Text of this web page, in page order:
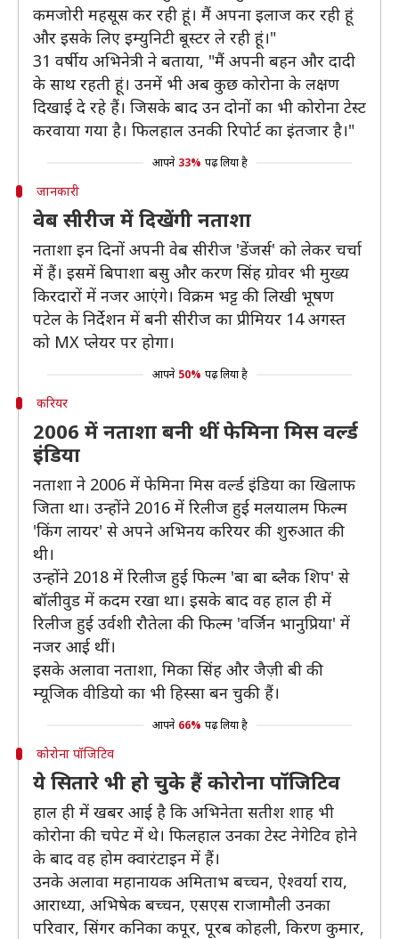
कमजोरी महसूस कर रही हूं। मैं अपना इलाज कर रही हूं
और इसके लिए इम्युनिटी बूस्टर ले रही हूं।"
31 वर्षीय अभिनेत्री ने बताया, "मैं अपनी बहन और दादी
के साथ रहती हूं। उनमें भी अब कुछ कोरोना के लक्षण
दिखाई दे रहे हैं। जिसके बाद उन दोनों का भी कोरोना टेस्ट
करवाया गया है। फिलहाल उनकी रिपोर्ट का इंतजार है।"
आपने 33% पढ़ लिया है
जानकारी
वेब सीरीज में दिखेंगी नताशा
नताशा इन दिनों अपनी वेब सीरीज 'डेंजर्स' को लेकर चर्चा
में हैं। इसमें बिपाशा बसु और करण सिंह ग्रोवर भी मुख्य
किरदारों में नजर आएंगे। विक्रम भट्ट की लिखी भूषण
पटेल के निर्देशन में बनी सीरीज का प्रीमियर 14 अगस्त
को MX प्लेयर पर होगा।
आपने 50% पढ़ लिया है
करियर
2006 में नताशा बनी थीं फेमिना मिस वर्ल्ड
इंडिया
नताशा ने 2006 में फेमिना मिस वर्ल्ड इंडिया का खिलाफ
जिता था। उन्होंने 2016 में रिलीज हुई मलयालम फिल्म
'किंग लायर' से अपने अभिनय करियर की शुरुआत की
थी।
उन्होंने 2018 में रिलीज हुई फिल्म 'बा बा ब्लैक शिप' से
बॉलीवुड में कदम रखा था। इसके बाद वह हाल ही में
रिलीज हुई उर्वशी रौतेला की फिल्म 'वर्जिन भानुप्रिया' में
नजर आई थीं।
इसके अलावा नताशा, मिका सिंह और जैज़ी बी की
म्यूजिक वीडियो का भी हिस्सा बन चुकी हैं।
आपने 66% पढ़ लिया है
कोरोना पॉजिटिव
ये सितारे भी हो चुके हैं कोरोना पॉजिटिव
हाल ही में खबर आई है कि अभिनेता सतीश शाह भी
कोरोना की चपेट में थे। फिलहाल उनका टेस्ट नेगेटिव होने
के बाद वह होम क्वारंटाइन में हैं।
उनके अलावा महानायक अमिताभ बच्चन, ऐश्वर्या राय,
आराध्या, अभिषेक बच्चन, एसएस राजामौली उनका
परिवार, सिंगर कनिका कपूर, पूरब कोहली, किरण कुमार,